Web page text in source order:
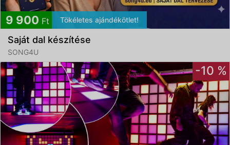
9 900 Ft Tökéletes ajándékötlet!
Saját dal készítése
SONG4U
-10 %